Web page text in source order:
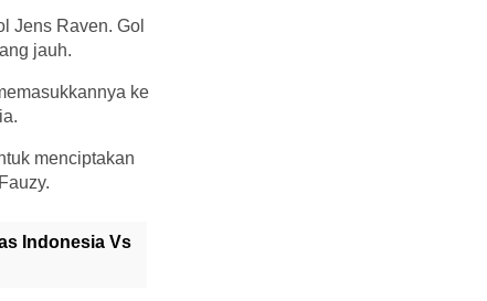
Jens Raven. Gol
jauh.
ke
menciptakan
Indonesia Vs